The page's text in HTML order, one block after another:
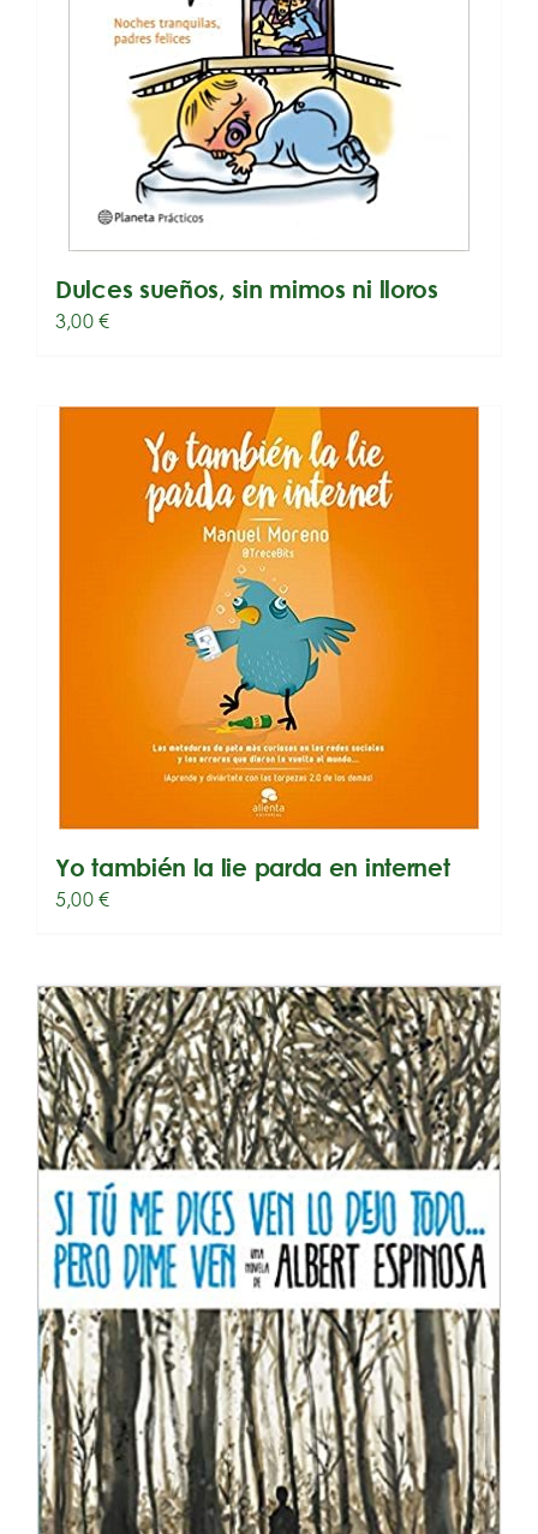
Dulces sueños, sin mimos ni lloros
3,00€
Yo también la lie parda en internet
5,00€